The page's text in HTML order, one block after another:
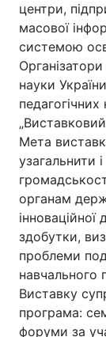
центри,
масової
системою
науки
„Виставковий
Мета
узагальнити
органам
інноваційної
здобутки,
проблеми
навчального
Виставку
програма:
форуми за